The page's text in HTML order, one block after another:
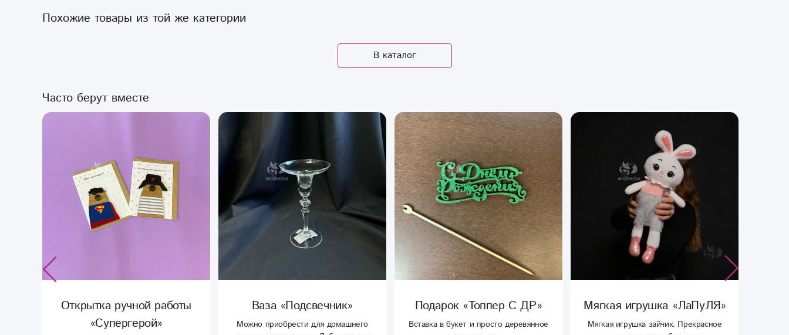
Похожие товары из той же категории
В каталог
Часто берут вместе
Открытка ручной работы
«Супергерой»
Ваза «Подсвечник»
Можно приобрести для домашнего
Подарок «Топпер С ДР»
Вставка в букет и просто деревянное
Мягкая игрушка «ЛаПуЛЯ»
Мягкая игрушка зайчик. Прекрасное